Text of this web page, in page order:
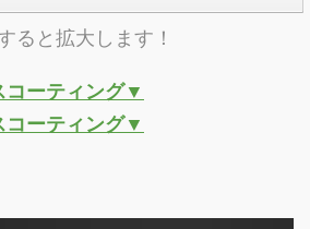
ると拡大します！
コーティング▼
コーティング▼